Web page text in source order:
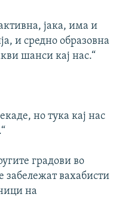
јака, има и
и средно образовна
шанси кај нас.“
но тука кај нас
градови во
забележат вахабисти
на